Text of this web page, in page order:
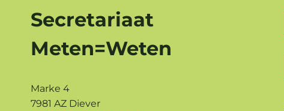
Secretariaat
Meten=Weten
Marke 4
7981 AZ Diever